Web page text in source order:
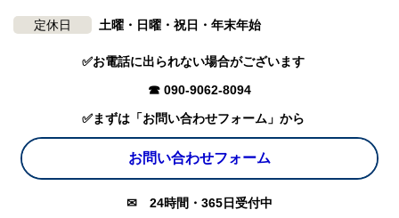
定休日 土曜・日曜・祝日・年末年始
✅お電話に出られない場合がございます
☎ 090-9062-8094
✅まずは「お問い合わせフォーム」から
お問い合わせフォーム
✉ 24時間・365日受付中